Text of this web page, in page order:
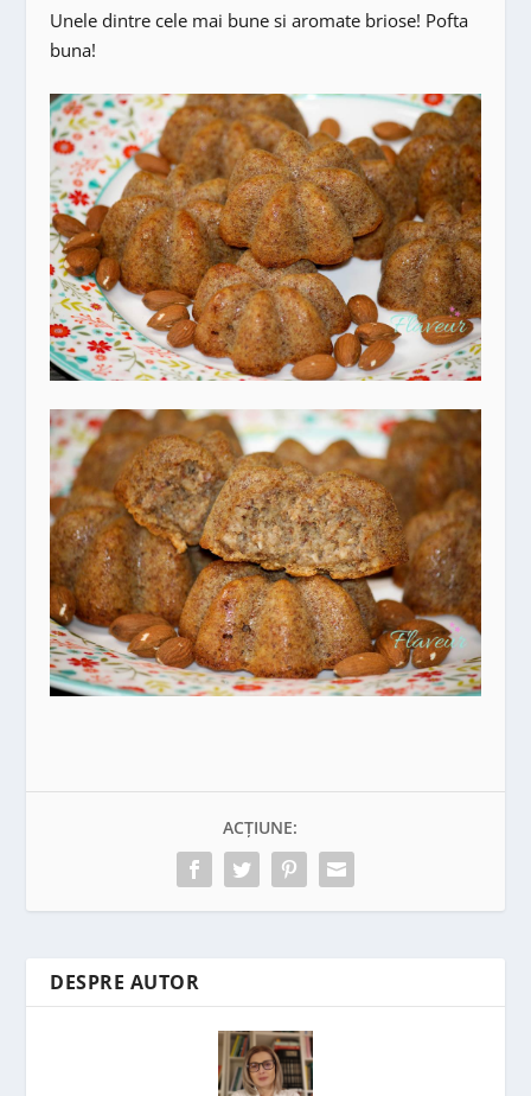
Unele dintre cele mai bune si aromate briose! Pofta
buna!
ACȚIUNE:
DESPRE AUTOR